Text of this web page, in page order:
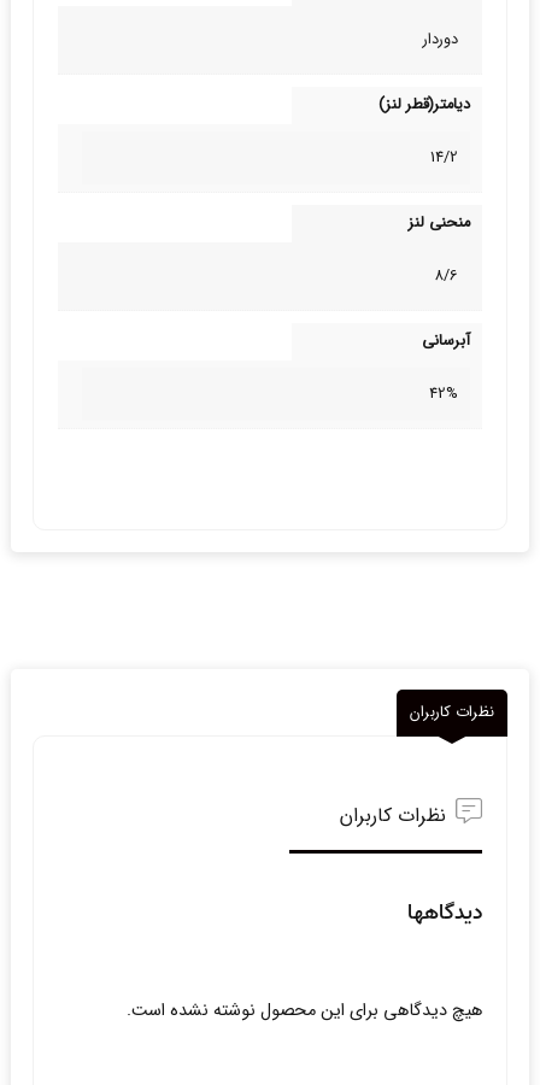
دوردار
دیامتر(قطر لنز)
14/2
منحنی لنز
8/6
آبرسانی
42%
نظرات کاربران
نظرات کاربران
دیدگاهها
هیچ دیدگاهی برای این محصول نوشته نشده است.